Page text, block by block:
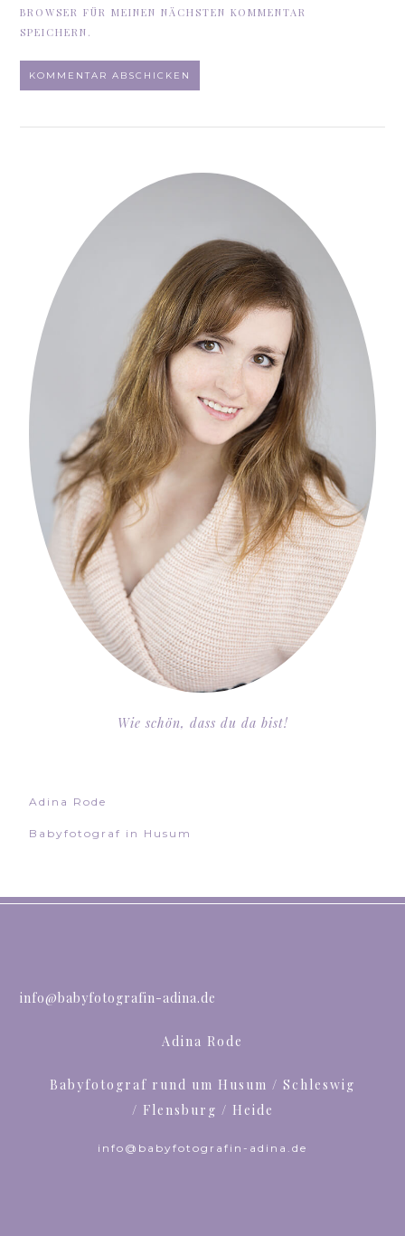
BROWSER FÜR MEINEN NÄCHSTEN KOMMENTAR
SPEICHERN.
Wie schön, dass du da bist!
Adina Rode
Babyfotograf in Husum
info@babyfotografin-adina.de
Adina Rode
Babyfotograf rund um Husum / Schleswig
/ Flensburg / Heide
info@babyfotografin-adina.de